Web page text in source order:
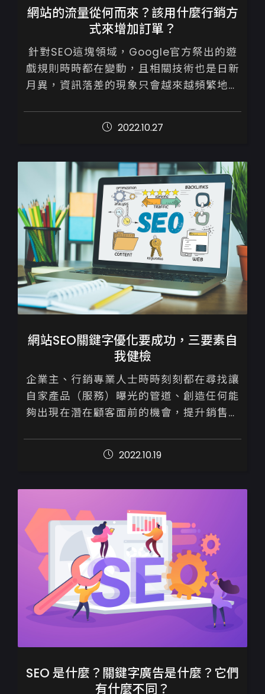
網站的流量從何而來？該用什麼行銷方
式來增加訂單？
針對SEO這塊領域，Google官方祭出的遊
戲規則時時都在變動，且相關技術也是日新
月異，資訊落差的現象只會越來越頻繁地發
為避免如此，建議您詢問或請專業人士來協
2022.10.27
網站SEO關鍵字優化要成功，三要素自
我健檢
企業主、行銷專業人士時時刻刻都在尋找讓
自家產品（服務）曝光的管道、創造任何能
夠出現在潛在顧客面前的機會，提升銷售。
身處網路世代，好消息是我們並不需要只單
靠購買廣告才能做賣出商品，善用Go...
2022.10.19
SEO 是什麼？關鍵字廣告是什麼？它們
有什麼不同？